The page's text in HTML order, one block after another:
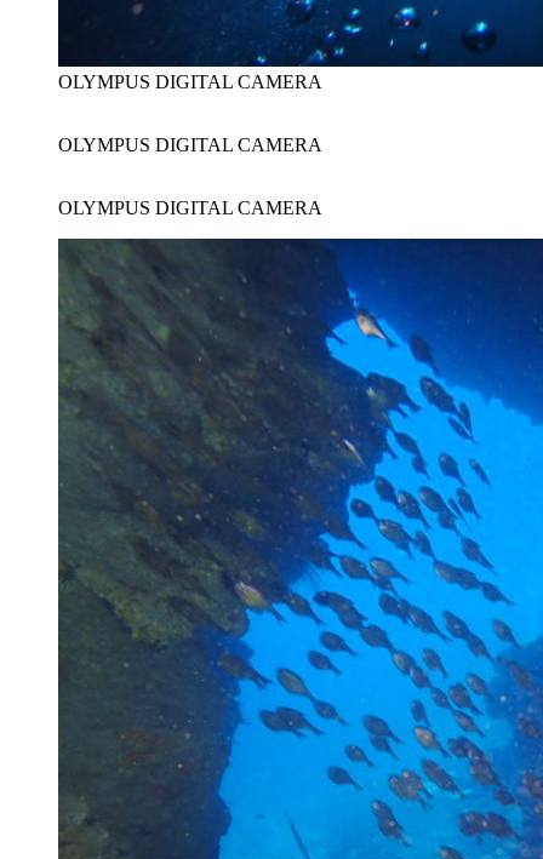
OLYMPUS DIGITAL CAMERA
OLYMPUS DIGITAL CAMERA
OLYMPUS DIGITAL CAMERA